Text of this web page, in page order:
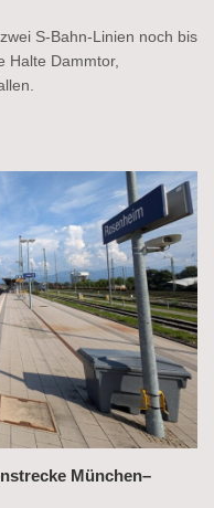
S-Bahn-Linien noch bis
Halte Dammtor,
München–